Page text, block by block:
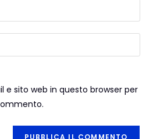
e sito web in questo browser per